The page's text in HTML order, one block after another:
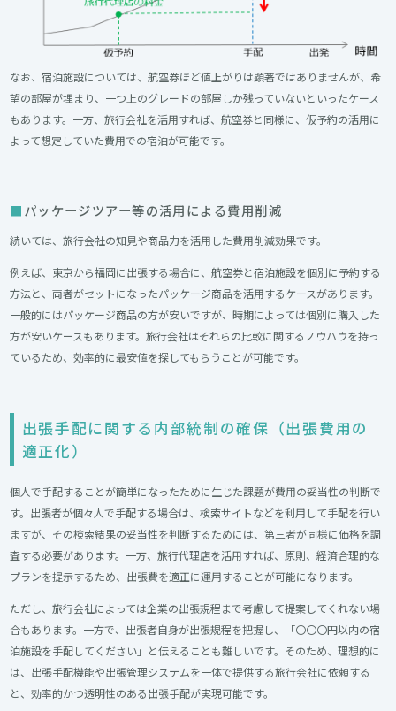
なお、宿泊施設については、航空券ほど値上がりは顕著ではありませんが、希
望の部屋が埋まり、一つ上のグレードの部屋しか残っていないといったケース
もあります。一方、旅行会社を活用すれば、航空券と同様に、仮予約の活用に
よって想定していた費用での宿泊が可能です。
パッケージツアー等の活用による費用削減
続いては、旅行会社の知見や商品力を活用した費用削減効果です。
例えば、東京から福岡に出張する場合に、航空券と宿泊施設を個別に予約する
方法と、両者がセットになったパッケージ商品を活用するケースがあります。
一般的にはパッケージ商品の方が安いですが、時期によっては個別に購入した
方が安いケースもあります。旅行会社はそれらの比較に関するノウハウを持っ
ているため、効率的に最安値を探してもらうことが可能です。
出張手配に関する内部統制の確保（出張費用の
適正化）
個人で手配することが簡単になったために生じた課題が費用の妥当性の判断で
す。出張者が個々人で手配する場合は、検索サイトなどを利用して手配を行い
ますが、その検索結果の妥当性を判断するためには、第三者が同様に価格を調
査する必要があります。一方、旅行代理店を活用すれば、原則、経済合理的な
プランを提示するため、出張費を適正に運用することが可能になります。
ただし、旅行会社によっては企業の出張規程まで考慮して提案してくれない場
合もあります。一方で、出張者自身が出張規程を把握し、「〇〇〇円以内の宿
泊施設を手配してください」と伝えることも難しいです。そのため、理想的に
は、出張手配機能や出張管理システムを一体で提供する旅行会社に依頼する
と、効率的かつ透明性のある出張手配が実現可能です。